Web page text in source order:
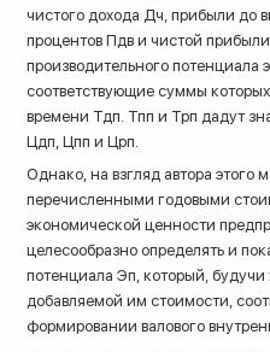
чистого дохода Дч, прибыли до
процентов Пдв и чистой
производительного потенциала
соответствующие суммы
времени Тдп. Тпп и Трп дадут
Цдп, Цпп и Црп.
Однако, на взгляд автора этого
перечисленными годовыми
экономической ценности
целесообразно определять и
потенциала Эп, который,
добавляемой им стоимости,
формировании валового